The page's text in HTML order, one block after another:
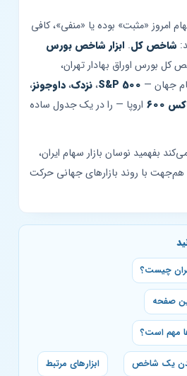
«مثبت» بوده یا «منفی»، کافی
کل. ابزار شاخص بورس
اوراق بهادار تهران،
—
S&P 500،نزدک،داوجونز،
اروپا — را در یک جدول ساده
نوسان بازار سهام ایران،
با روند بازارهای جهانی حرکت
است؟
شاخص ابزارهای مرتبط